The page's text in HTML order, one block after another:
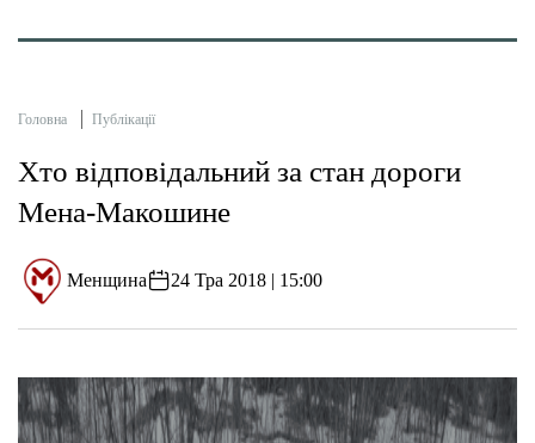
Головна Публікації
Хто відповідальний за стан дороги
Мена-Макошине
Менщина 24 Тра 2018 | 15:00